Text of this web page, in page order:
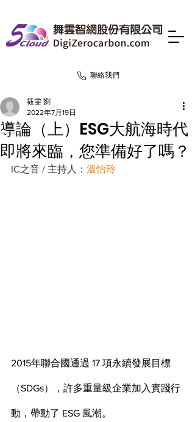
聯絡我們
導論（上）ESG大航海時代
即將來臨，您準備好了嗎？
筱雯 劉
2022年7月19日
IC之音 / 主持人： 溫怡玲
2015年聯合國通過 17 項永續發展目標
（SDGs），許多重量級企業加入實踐行
動，帶動了 ESG 風潮。